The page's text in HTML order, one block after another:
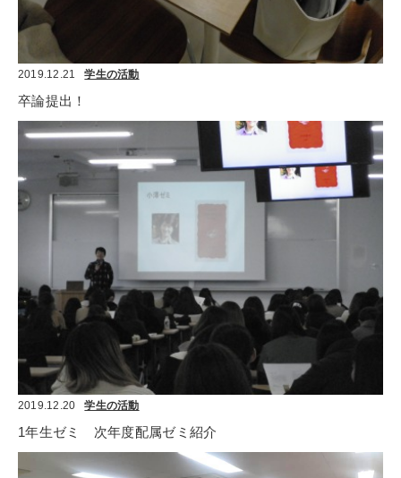
2019.12.21 学生の活動
卒論提出！
2019.12.20 学生の活動
1年生ゼミ　次年度配属ゼミ紹介